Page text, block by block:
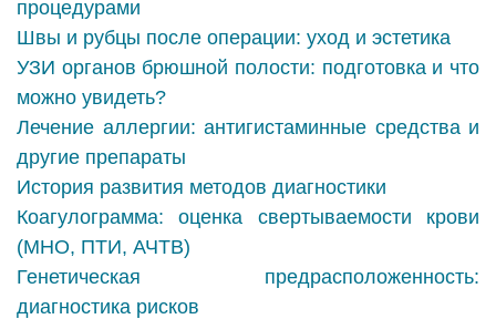
процедурами
Швы и рубцы после операции: уход и эстетика
УЗИ органов брюшной полости: подготовка и что
можно увидеть?
Лечение аллергии: антигистаминные средства и
другие препараты
История развития методов диагностики
Коагулограмма: оценка свертываемости крови
(МНО, ПТИ, АЧТВ)
Генетическая предрасположенность:
диагностика рисков